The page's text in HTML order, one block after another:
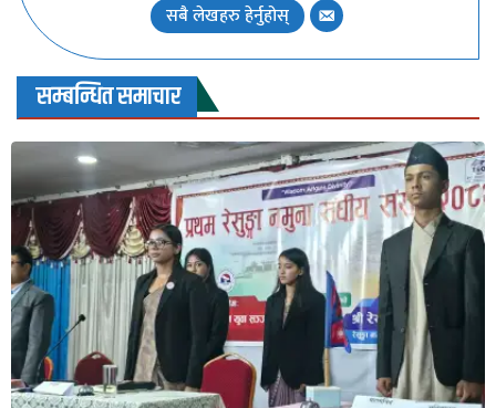
सबै लेखहरु हेर्नुहोस्
सम्बन्धित समाचार